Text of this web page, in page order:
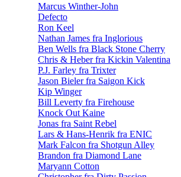
Marcus Winther-John
Defecto
Ron Keel
Nathan James fra Inglorious
Ben Wells fra Black Stone Cherry
Chris & Heber fra Kickin Valentina
P.J. Farley fra Trixter
Jason Bieler fra Saigon Kick
Kip Winger
Bill Leverty fra Firehouse
Knock Out Kaine
Jonas fra Saint Rebel
Lars & Hans-Henrik fra ENIC
Mark Falcon fra Shotgun Alley
Brandon fra Diamond Lane
Maryann Cotton